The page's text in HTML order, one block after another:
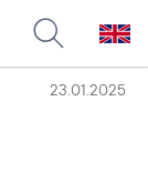
23.01.2025